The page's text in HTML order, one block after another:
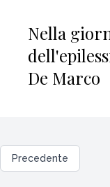
Nella
De Marco
Precedente